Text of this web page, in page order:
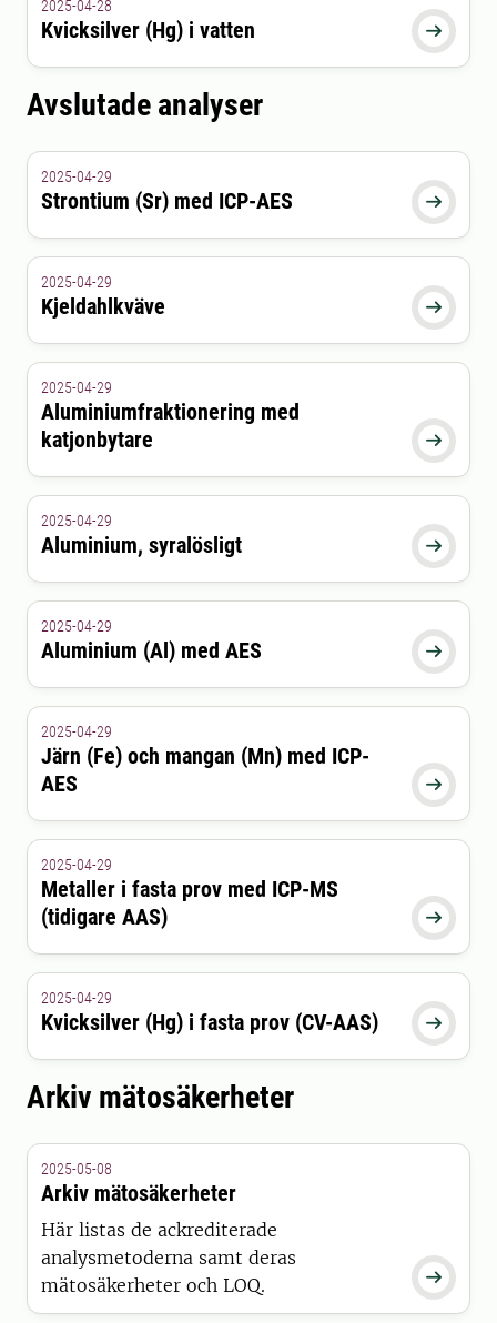

2025-04-28
Kvicksilver (Hg) i vatten
Avslutade analyser

2025-04-29
Strontium (Sr) med ICP-AES

2025-04-29
Kjeldahlkväve

2025-04-29
Aluminiumfraktionering med
katjonbytare

2025-04-29
Aluminium, syralösligt

2025-04-29
Aluminium (Al) med AES

2025-04-29
Järn (Fe) och mangan (Mn) med ICP-
AES

2025-04-29
Metaller i fasta prov med ICP-MS
(tidigare AAS)

2025-04-29
Kvicksilver (Hg) i fasta prov (CV-AAS)
Arkiv mätosäkerheter

2025-05-08
Arkiv mätosäkerheter
Här listas de ackrediterade
analysmetoderna samt deras
mätosäkerheter och LOQ.